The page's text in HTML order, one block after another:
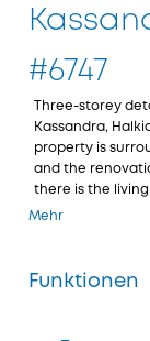
#6747
Three-storey
Kassandra,
property is
and the
there is the
Mehr
Funktionen